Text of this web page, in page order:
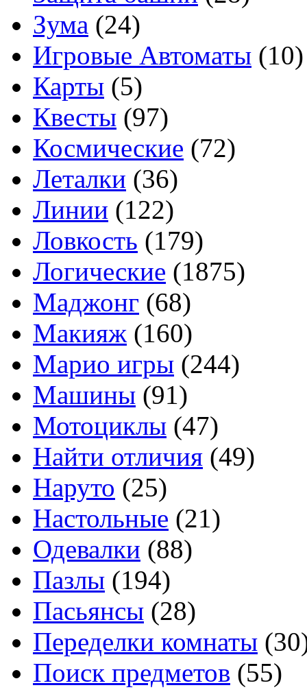
Зума (24)
Игровые Автоматы (10)
Карты (5)
Квесты (97)
Космические (72)
Леталки (36)
Линии (122)
Ловкость (179)
Логические (1875)
Маджонг (68)
Макияж (160)
Марио игры (244)
Машины (91)
Мотоциклы (47)
Найти отличия (49)
Наруто (25)
Настольные (21)
Одевалки (88)
Пазлы (194)
Пасьянсы (28)
Переделки комнаты
Поиск предметов (55)